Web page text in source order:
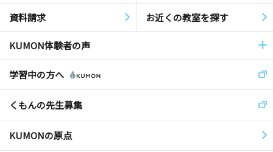
資料請求 お近くの教室を探す
KUMON体験者の声
学習中の方へ
くもんの先生募集
KUMONの原点